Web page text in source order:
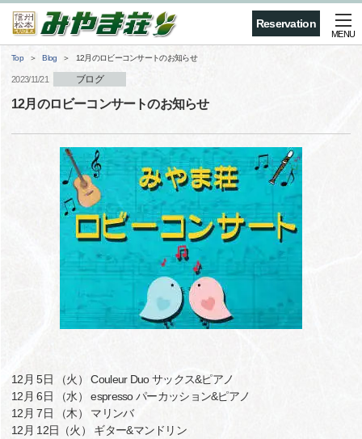
Reservation
MENU
Top Blog 12月のロビーコンサートのお知らせ
2023/11/21 ブログ
12月のロビーコンサートのお知らせ
12月 5日 （火） Couleur Duo サックス&ピアノ
12月 6日 （水） espresso パーカッション&ピアノ
12月 7日 （木） マリンバ
12月 12日（火） ギター&マンドリン